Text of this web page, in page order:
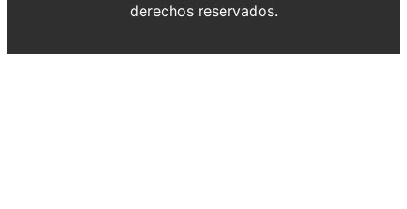
derechos reservados.